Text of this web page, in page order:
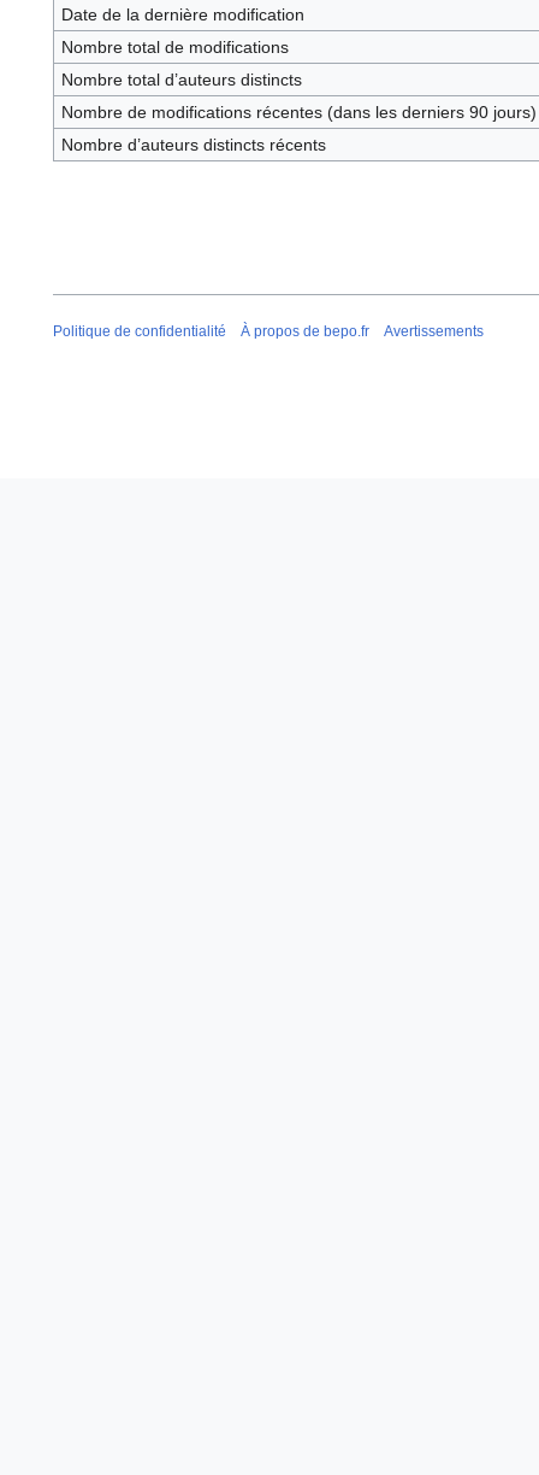
Date de la dernière modification
Nombre total de modifications
Nombre total d’auteurs distincts
Nombre de modifications récentes (dans les derniers 90 jours)
Nombre d’auteurs distincts récents
Politique de confidentialité À propos de bepo.fr Avertissements